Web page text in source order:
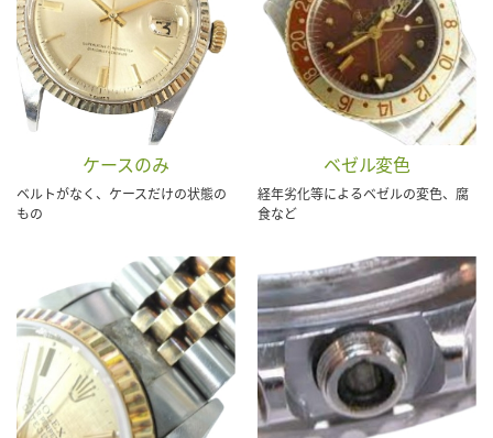
ケースのみ
ベルトがなく、ケースだけの状態の
もの
ベゼル変色
経年劣化等によるベゼルの変色、腐
食など